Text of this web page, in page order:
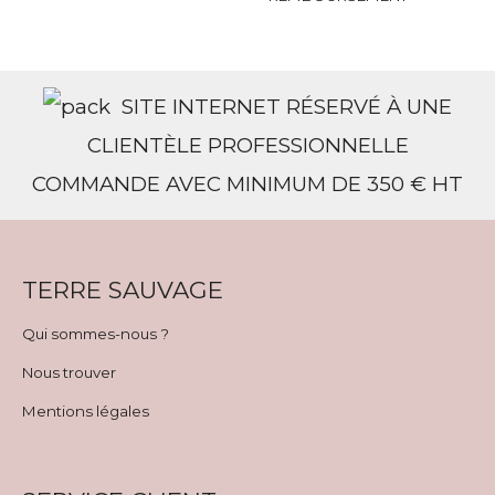
SITE INTERNET RÉSERVÉ À UNE
CLIENTÈLE PROFESSIONNELLE
COMMANDE AVEC MINIMUM DE 350 € HT
TERRE SAUVAGE
Qui sommes-nous ?
Nous trouver
Mentions légales